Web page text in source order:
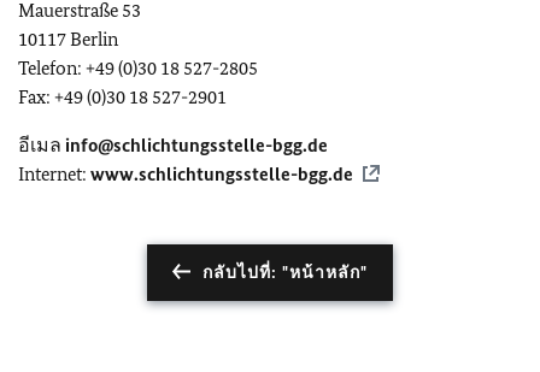
Mauerstraße 53
10117 Berlin
Telefon: +49 (0)30 18 527-2805
Fax: +49 (0)30 18 527-2901
อีเมล info@schlichtungsstelle-bgg.de
Internet: www.schlichtungsstelle-bgg.de
กลับไปที่: "หน้าหลัก"